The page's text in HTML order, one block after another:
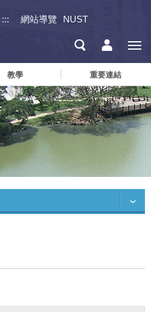
::: 網站導覽 NUST
教學 重要連結